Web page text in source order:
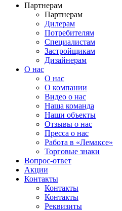
Партнерам
Партнерам
Дилерам
Потребителям
Специалистам
Застройщикам
Дизайнерам
О нас
О нас
О компании
Видео о нас
Наша команда
Наши объекты
Отзывы о нас
Пресса о нас
Работа в «Лемаксе»
Торговые знаки
Вопрос-ответ
Акции
Контакты
Контакты
Контакты
Реквизиты